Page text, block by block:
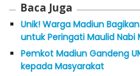
Baca Juga
Unik! Warga Madiun
untuk Peringati Maulid
Pemkot Madiun Gandeng
kepada Masyarakat